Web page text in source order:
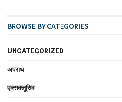
BROWSE BY CATEGORIES
UNCATEGORIZED
अपराध
एक्सक्लूसिव